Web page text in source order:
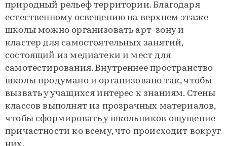
природный рельеф территории. Благодаря
естественному освещению на верхнем этаже
школы можно организовать арт-зону и
кластер для самостоятельных занятий,
состоящий из медиатеки и мест для
самотестирования. Внутреннее пространство
школы продумано и организовано так, чтобы
вызвать у учащихся интерес к знаниям. Стены
классов выполнят из прозрачных материалов,
чтобы сформировать у школьников ощущение
причастности ко всему, что происходит вокруг